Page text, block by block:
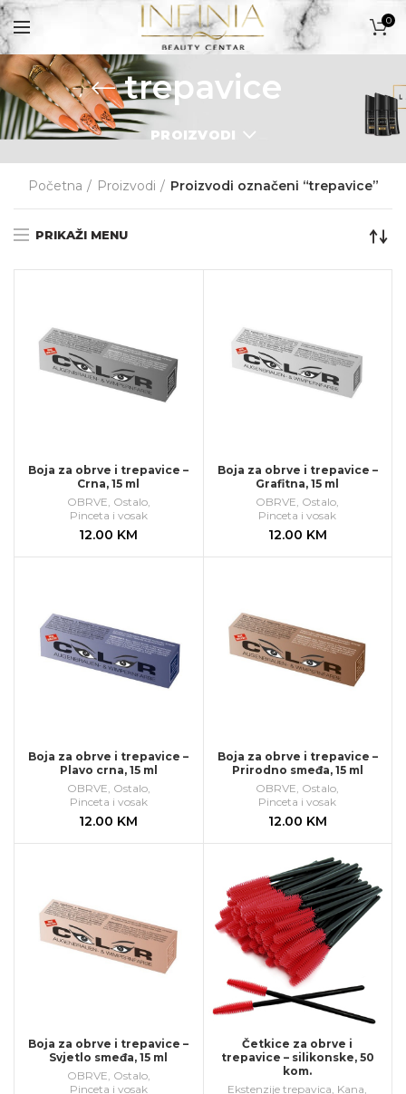
0
trepavice
PROIZVODI
Početna Proizvodi Proizvodi označeni “trepavice”
PRIKAŽI MENU
Boja za obrve i trepavice –
Crna, 15 ml
OBRVE Ostalo,
Pinceta i vosak
12.00 KM
Boja za obrve i trepavice –
Grafitna, 15 ml
OBRVE Ostalo
Pinceta i vosak
12.00 KM
Boja za obrve i trepavice –
Plavo crna, 15 ml
OBRVE, Ostalo,
Pinceta i vosak
12.00 KM
Boja za obrve i trepavice –
Prirodno smeđa, 15 ml
OBRVE, Ostalo,
Pinceta i vosak
12.00 KM
Boja za obrve i trepavice –
Svjetlo smeđa, 15 ml
OBRVE Ostalo,
Pinceta i vosak
Četkice za obrve i
trepavice – silikonske, 50
kom.
Ekstenzije trepavica Kana
PROIZVODI